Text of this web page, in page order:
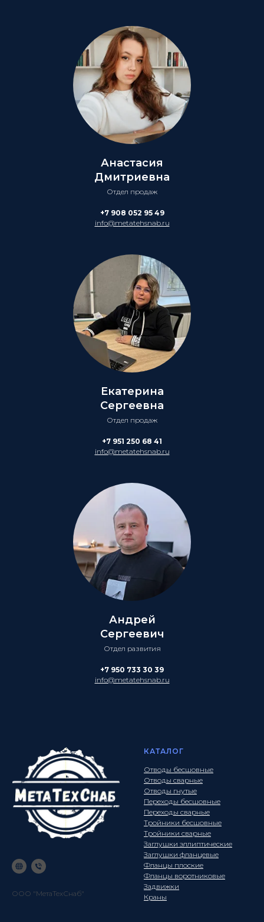
Анастасия
Дмитриевна
Отдел продаж
+7 908 052 95 49
info@metatehsnab.ru
Екатерина
Сергеевна
Отдел продаж
+7 951 250 68 41
info@metatehsnab.ru
Андрей
Сергеевич
Отдел развития
+7 950 733 30 39
info@metatehsnab.ru
ООО "МетаТехСнаб"
КАТАЛОГ
Отводы бесшовные
Отводы сварные
Отводы гнутые
Переходы бесшовные
Переходы сварные
Тройники бесшовные
Тройники сварные
Заглушки эллиптические
Заглушки фланцевые
Фланцы плоские
Фланцы воротниковые
Задвижки
Краны